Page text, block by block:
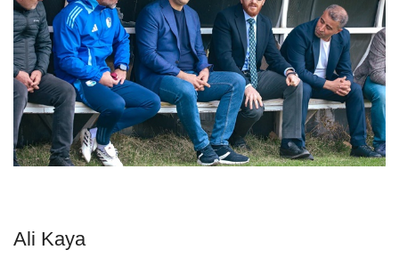
Ali Kaya